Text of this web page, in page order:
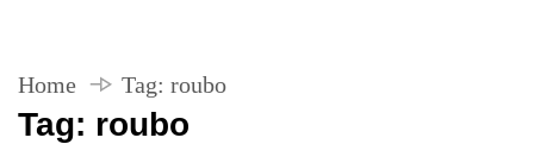
Home Tag: roubo
Tag: roubo